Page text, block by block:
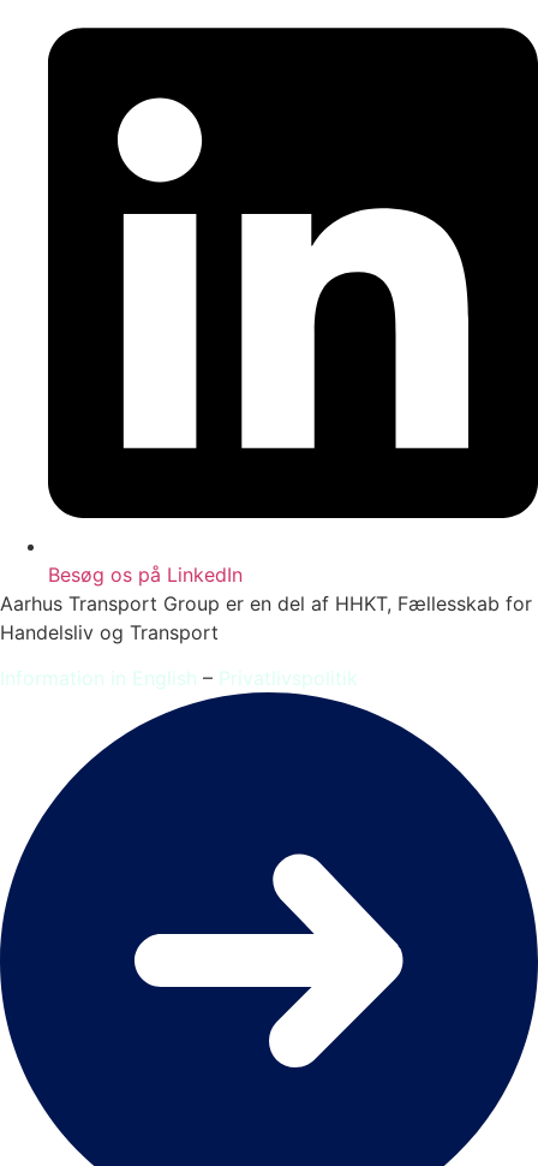
Besøg os på LinkedIn
Aarhus Transport Group er en del af HHKT, Fællesskab for
Handelsliv og Transport
Information in English – Privatlivspolitik